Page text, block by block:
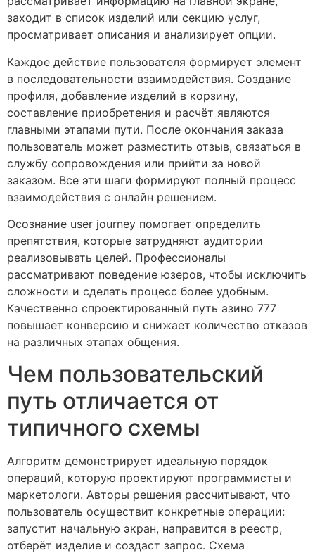
заходит в список изделий или секцию услуг,
просматривает описания и анализирует опции.
Каждое действие пользователя формирует элемент
в последовательности взаимодействия. Создание
профиля, добавление изделий в корзину,
составление приобретения и расчёт являются
главными этапами пути. После окончания заказа
пользователь может разместить отзыв, связаться в
службу сопровождения или прийти за новой
заказом. Все эти шаги формируют полный процесс
взаимодействия с онлайн решением.
Осознание user journey помогает определить
препятствия, которые затрудняют аудитории
реализовывать целей. Профессионалы
рассматривают поведение юзеров, чтобы исключить
сложности и сделать процесс более удобным.
Качественно спроектированный путь азино 777
повышает конверсию и снижает количество отказов
на различных этапах общения.
Чем пользовательский
путь отличается от
типичного схемы
Алгоритм демонстрирует идеальную порядок
операций, которую проектируют программисты и
маркетологи. Авторы решения рассчитывают, что
пользователь осуществит конкретные операции:
запустит начальную экран, направится в реестр,
отберёт изделие и создаст запрос. Схема